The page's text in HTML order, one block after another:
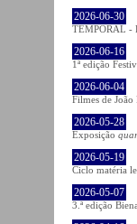
2026-06-30
TEMPORAL -
2026-06-16
1ª edição
2026-06-04
Filmes de João
2026-05-28
Exposição
2026-05-19
Ciclo matéria
2026-05-07
3.ª edição